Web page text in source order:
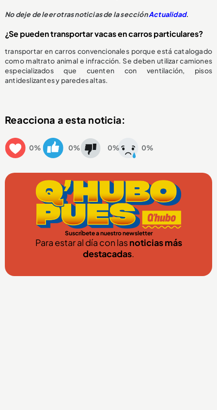
No deje de leer otras noticias de la secciónActualidad.
¿Se pueden transportar vacas en carros particulares?
transportar en carros convencionales porque está catalogado
como maltrato animal e infracción. Se deben utilizar camiones
especializados que cuenten con ventilación, pisos
antideslizantes y paredes altas.
Reacciona a esta noticia:
0% 0% 0% 0%
Suscríbete a nuestro newsletter
Para estar al día con lasnoticias más
destacadas